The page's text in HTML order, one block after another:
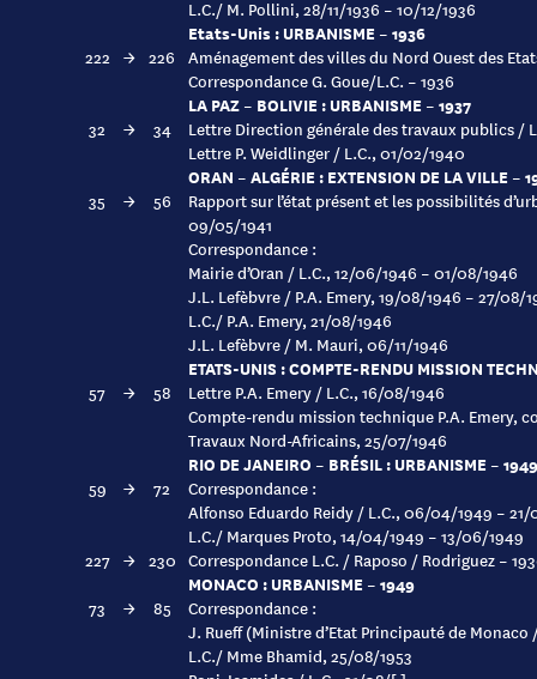
L.C./ M. Pollini, 28/11/1936 – 10/12/1936
Etats-Unis : URBANISME – 1936
222 → 226 Aménagement des villes du Nord Ouest des
Correspondance G. Goue/L.C. – 1936
LA PAZ – BOLIVIE : URBANISME – 1937
32 → 34
Lettre Direction générale des travaux publics /
Lettre P. Weidlinger / L.C., 01/02/1940
ORAN – ALGÉRIE : EXTENSION DE LA VILLE –
35 → 56
Rapport sur l’état présent et les possibilités
09/05/1941
Correspondance :
Mairie d’Oran / L.C., 12/06/1946 – 01/08/1946
J.L. Lefèbvre / P.A. Emery, 19/08/1946 – 27/08/
L.C./ P.A. Emery, 21/08/1946
J.L. Lefèbvre / M. Mauri, 06/11/1946
ETATS-UNIS : COMPTE-RENDU MISSION
57 → 58
Lettre P.A. Emery / L.C., 16/08/1946
Compte-rendu mission technique P.A. Emery,
Travaux Nord-Africains, 25/07/1946
RIO DE JANEIRO – BRÉSIL : URBANISME – 1949
59 → 72
Correspondance :
Alfonso Eduardo Reidy / L.C., 06/04/1949 –
L.C./ Marques Proto, 14/04/1949 – 13/06/1949
227 → 230 Correspondance L.C. / Raposo / Rodriguez –
MONACO : URBANISME – 1949
73 → 85
Correspondance :
J. Rueff (Ministre d’Etat Principauté de
L.C./ Mme Bhamid, 25/08/1953